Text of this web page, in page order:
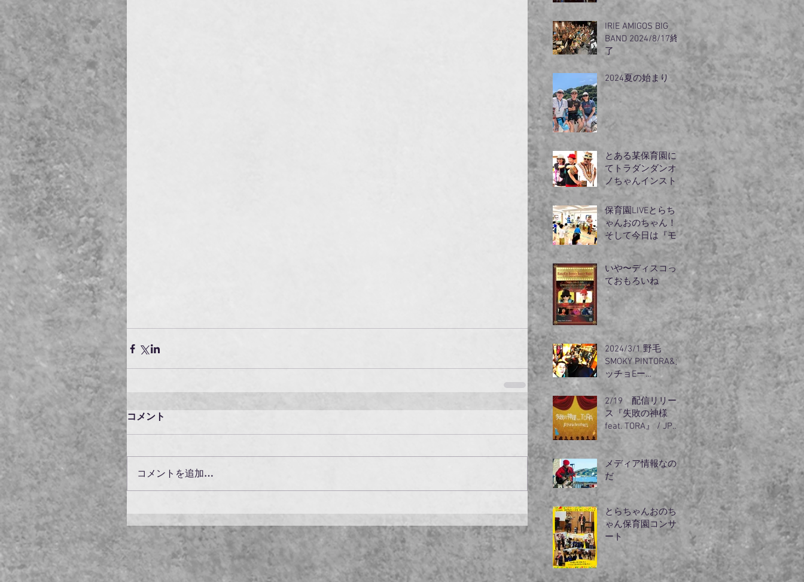
コメント
コメントを追加…
IRIE AMIGOS BIG
BAND 2024/8/17終
了
2024夏の始まり
とある某保育園に
てトラダンダンオ
ノちゃんインスト
ラクターモリズム
のライブ
保育園LIVEとらち
ゃんおのちゃん！
そして今日は『モ
リズム』出動
いや〜ディスコっ
ておもろいね
2024/3/1 野毛
SMOKY PINTORA&カ
ッチョEー
guest（オノちゃ
ん）登場
2/19 配信リリー
ス『失敗の神様
feat. TORA』 / JP
Funk
メディア情報なの
だ
とらちゃんおのち
ゃん保育園コンサ
ート